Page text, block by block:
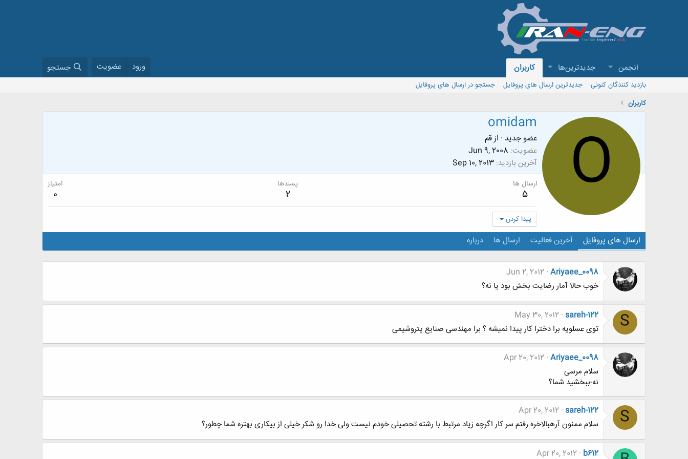
انجمن جدیدترین‌ها کاربران ورود عضویت جستجو
بازدید کنندگان کنونی جدیدترین ارسال های پروفایل
جستجو در ارسال های پروفایل
کاربران
O
omidam
عضو جدید · ازقم
عضویت Jun 9, 2008
آخرین بازدید Sep 10, 2013
ارسال ها
5
پسندها
2
امتیاز
0
پیدا کردن
ارسال های پروفایل آخرین فعالیت ارسال ها درباره
Ariyaee_0098
Jun 2, 2012
خوب حالا آمار رضایت بخش بود یا نه؟
S
sareh-122
May 30, 2012
توی عسلویه برا دخترا کار پیدا نمیشه ؟ برا مهندسی صنایع پتروشیمی
Ariyaee_0098
Apr 20, 2012
سلام مرسی
نه-ببخشید شما؟
S
sareh-122
Apr 20, 2012
سلام ممنون آرهبالاخره رفتم سر کار اگرچه زیاد مرتبط با رشته تحصیلی خودم نیست ولی خدا رو شکر خیلی از بیکاری بهتره شما چطور؟
b612
Apr 20, 2012